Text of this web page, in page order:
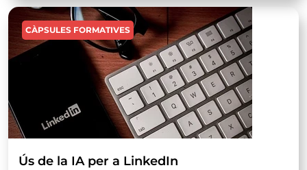
Imatge
CÀPSULES FORMATIVES
Ús de la IA per a LinkedIn